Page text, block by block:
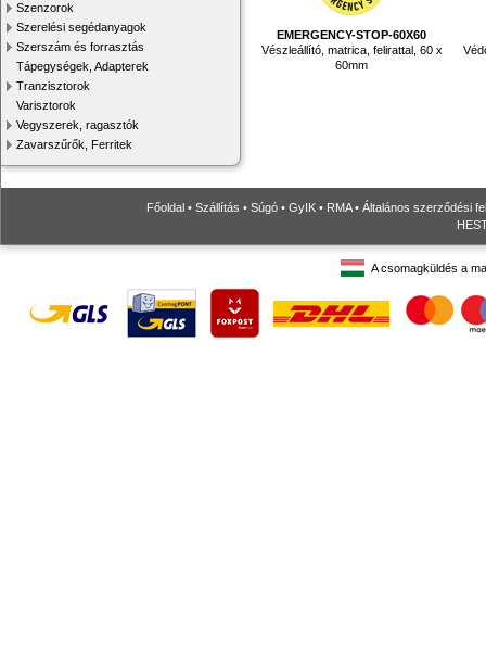
Szenzorok
Szerelési segédanyagok
Szerszám és forrasztás
Tápegységek, Adapterek
Tranzisztorok
Varisztorok
Vegyszerek, ragasztók
Zavarszűrők, Ferritek
EMERGENCY-STOP-60X60
Vészleállító, matrica, felirattal, 60 x
60mm
Főoldal • Szállítás • Súgó • GyIK • RMA• Általános szerződési
A csomagküldés a